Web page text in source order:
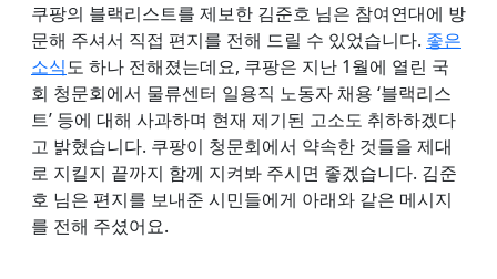
쿠팡의 블랙리스트를 제보한 김준호 님은 참여연대에 방
문해 주셔서 직접 편지를 전해 드릴 수 있었습니다. 좋은
소식도 하나 전해졌는데요, 쿠팡은 지난 1월에 열린 국
회 청문회에서 물류센터 일용직 노동자 채용 ‘블랙리스
트’ 등에 대해 사과하며 현재 제기된 고소도 취하하겠다
고 밝혔습니다. 쿠팡이 청문회에서 약속한 것들을 제대
로 지킬지 끝까지 함께 지켜봐 주시면 좋겠습니다. 김준
호 님은 편지를 보내준 시민들에게 아래와 같은 메시지
를 전해 주셨어요.